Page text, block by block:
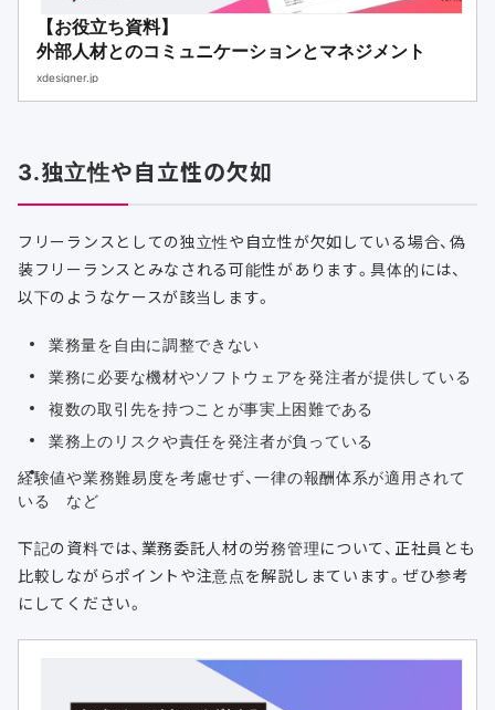
【お役立ち資料】
外部人材とのコミュニケーションとマネジメント
xdesigner.jp
3.独立性や自立性の欠如
フリーランスとしての独立性や自立性が欠如している場合、偽
装フリーランスとみなされる可能性があります。具体的には、
以下のようなケースが該当します。
業務量を自由に調整できない
業務に必要な機材やソフトウェアを発注者が提供している
複数の取引先を持つことが事実上困難である
業務上のリスクや責任を発注者が負っている
経験値や業務難易度を考慮せず、一律の報酬体系が適用されて
いる など
下記の資料では、業務委託人材の労務管理について、正社員とも
比較しながらポイントや注意点を解説しまています。ぜひ参考
にしてください。